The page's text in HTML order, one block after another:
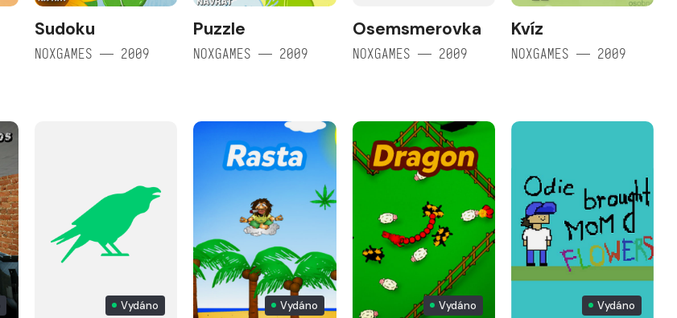
Sudoku
NOXGAMES — 2009
Puzzle
NOXGAMES — 2009
Osemsmerovka
NOXGAMES — 2009
Kvíz
NOXGAMES — 2009
Vydáno Vydáno Vydáno Vydáno